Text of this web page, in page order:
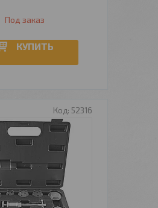
Под заказ
КУПИТЬ
52316